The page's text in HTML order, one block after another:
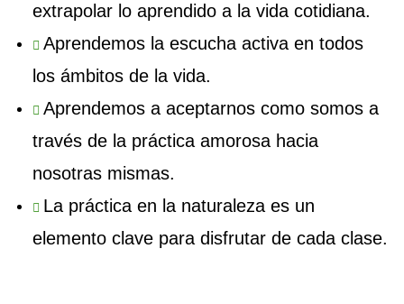
extrapolar lo aprendido a la vida cotidiana.
Aprendemos la escucha activa en todos
los ámbitos de la vida.
Aprendemos a aceptarnos como somos a
través de la práctica amorosa hacia
nosotras mismas.
La práctica en la naturaleza es un
elemento clave para disfrutar de cada clase.